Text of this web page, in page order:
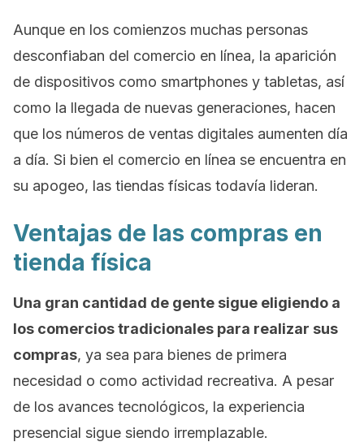
Aunque en los comienzos muchas personas
desconfiaban del comercio en línea, la aparición
de dispositivos como smartphones y tabletas, así
como la llegada de nuevas generaciones, hacen
que los números de ventas digitales aumenten día
a día. Si bien el comercio en línea se encuentra en
su apogeo, las tiendas físicas todavía lideran.
Ventajas de las compras en
tienda física
Una gran cantidad de gente sigue eligiendo a
los comercios tradicionales para realizar sus
compras, ya sea para bienes de primera
necesidad o como actividad recreativa. A pesar
de los avances tecnológicos, la experiencia
presencial sigue siendo irremplazable.